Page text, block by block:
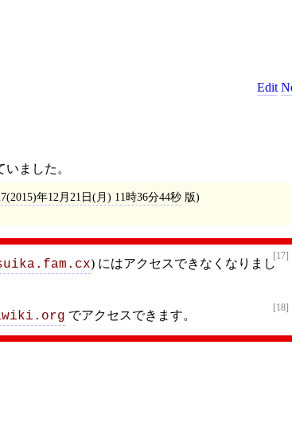
Edit
いました。
年12月21日(月) 11時36分44秒版)
[17]
) にはアクセスできなくなりまし
[18]
でアクセスできます。